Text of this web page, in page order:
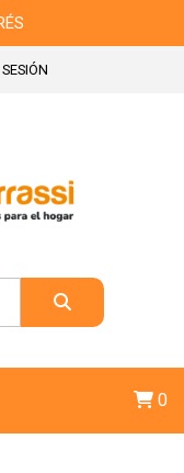
0